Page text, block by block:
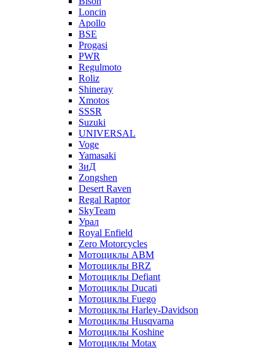
Loncin
Apollo
BSE
Progasi
PWR
Regulmoto
Roliz
Shineray
Xmotos
SSSR
Suzuki
UNIVERSAL
Voge
Yamasaki
ЗиД
Zongshen
Desert Raven
Regal Raptor
SkyTeam
Урал
Royal Enfield
Zero Motorcycles
Мотоциклы ABM
Мотоциклы BRZ
Мотоциклы Defiant
Мотоциклы Ducati
Мотоциклы Fuego
Мотоциклы Harley-Davidson
Мотоциклы Husqvarna
Мотоциклы Koshine
Мотоциклы Motax